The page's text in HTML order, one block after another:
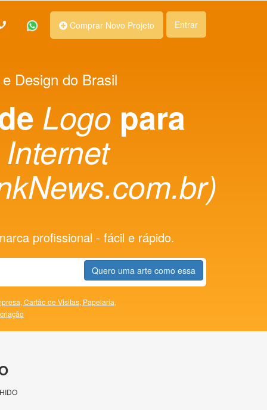
Comprar Novo Projeto Entrar
Design do Brasil
Logo para
profissional - fácil e rápido.
Quero uma arte como essa
Cartão de Visitas, Papelaria,